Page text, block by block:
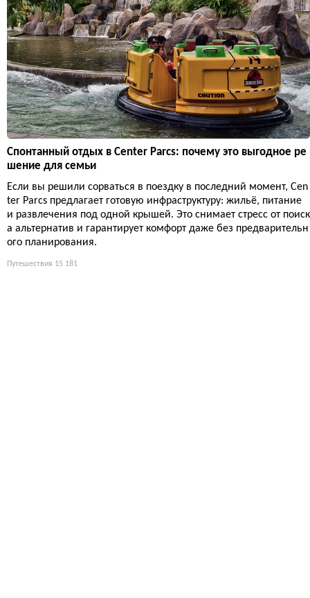
Спонтанный отдых в Center Parcs: почему это выгодное ре
шение для семьи
Если вы решили сорваться в поездку в последний момент, Cen
ter Parcs предлагает готовую инфраструктуру: жильё, питание
и развлечения под одной крышей. Это снимает стресс от поиск
а альтернатив и гарантирует комфорт даже без предварительн
ого планирования.
Путешествия 15 181